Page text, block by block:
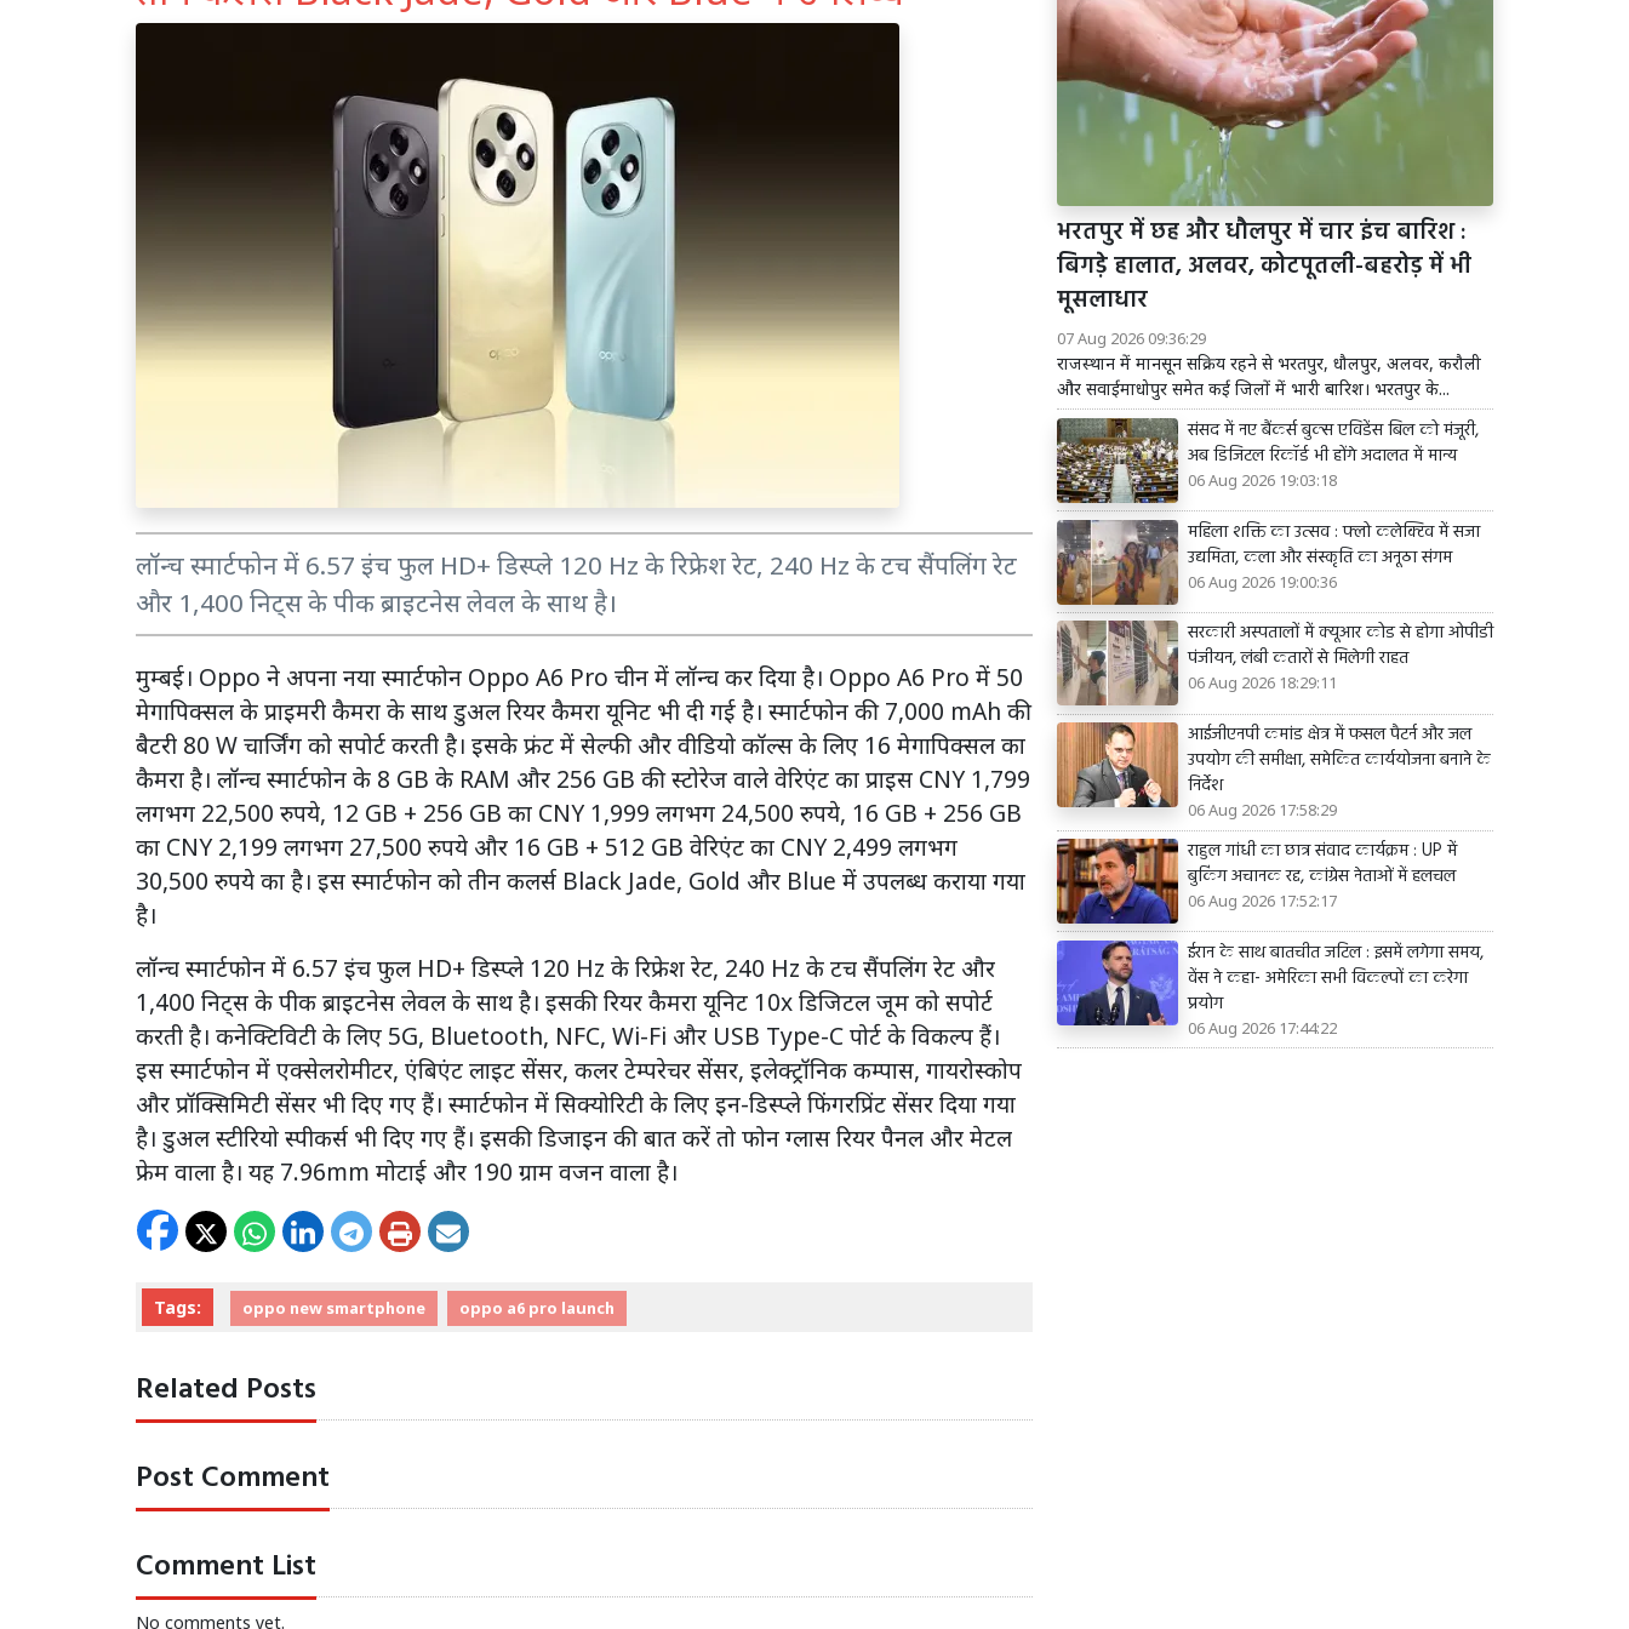
लॉन्च स्मार्टफोन में 6.57 इंच फुल HD+ डिस्प्ले 120 Hz के रिफ्रेश रेट, 240 Hz के टच सैंपलिंग रेट
और 1,400 निट्स के पीक ब्राइटनेस लेवल के साथ है।
मुम्बई। Oppo ने अपना नया स्मार्टफोन Oppo A6 Pro चीन में लॉन्च कर दिया है। Oppo A6 Pro में 50
मेगापिक्सल के प्राइमरी कैमरा के साथ डुअल रियर कैमरा यूनिट भी दी गई है। स्मार्टफोन की 7,000 mAh की
बैटरी 80 W चार्जिंग को सपोर्ट करती है। इसके फ्रंट में सेल्फी और वीडियो कॉल्स के लिए 16 मेगापिक्सल का
कैमरा है। लॉन्च स्मार्टफोन के 8 GB के RAM और 256 GB की स्टोरेज वाले वेरिएंट का प्राइस CNY 1,799
लगभग 22,500 रुपये, 12 GB + 256 GB का CNY 1,999 लगभग 24,500 रुपये, 16 GB + 256 GB
का CNY 2,199 लगभग 27,500 रुपये और 16 GB + 512 GB वेरिएंट का CNY 2,499 लगभग
30,500 रुपये का है। इस स्मार्टफोन काे तीन कलर्स Black Jade, Gold और Blue में उपलब्ध कराया गया
है।
लॉन्च स्मार्टफोन में 6.57 इंच फुल HD+ डिस्प्ले 120 Hz के रिफ्रेश रेट, 240 Hz के टच सैंपलिंग रेट और
1,400 निट्स के पीक ब्राइटनेस लेवल के साथ है। इसकी रियर कैमरा यूनिट 10x डिजिटल जूम को सपोर्ट
करती है। कनेक्टिविटी के लिए 5G, Bluetooth, NFC, Wi-Fi और USB Type-C पोर्ट के विकल्प हैं।
इस स्मार्टफोन में एक्सेलरोमीटर, एंबिएंट लाइट सेंसर, कलर टेम्परेचर सेंसर, इलेक्ट्रॉनिक कम्पास, गायरोस्कोप
और प्रॉक्सिमिटी सेंसर भी दिए गए हैं। स्मार्टफोन में सिक्योरिटी के लिए इन-डिस्प्ले फिंगरप्रिंट सेंसर दिया गया
है। डुअल स्टीरियो स्पीकर्स भी दिए गए हैं। इसकी डिजाइन की बात करें तो फोन ग्लास रियर पैनल और मेटल
फ्रेम वाला है। यह 7.96mm मोटाई और 190 ग्राम वजन वाला है।
Tags: oppo new smartphone oppo a6 pro launch
Related Posts
Post Comment
Comment List
No comments yet.
भरतपुर में छह और धौलपुर में चार इंच बारिश :
बिगड़े हालात, अलवर, कोटपूतली-बहरोड़ में भी
मूसलाधार
07 Aug 2026 09:36:29
राजस्थान में मानसून सक्रिय रहने से भरतपुर, धौलपुर, अलवर, करौली
और सवाईमाधोपुर समेत कई जिलों में भारी बारिश। भरतपुर के...
संसद में नए बैंकर्स बुक्स एविडेंस बिल को मंजूरी,
अब डिजिटल रिकॉर्ड भी होंगे अदालत में मान्य
06 Aug 2026 19:03:18
महिला शक्ति का उत्सव : फ्लो कलेक्टिव में सजा
उद्यमिता, कला और संस्कृति का अनूठा संगम
06 Aug 2026 19:00:36
सरकारी अस्पतालों में क्यूआर कोड से होगा ओपीडी
पंजीयन, लंबी कतारों से मिलेगी राहत
06 Aug 2026 18:29:11
आईजीएनपी कमांड क्षेत्र में फसल पैटर्न और जल
उपयोग की समीक्षा, समेकित कार्ययोजना बनाने के
निर्देश
06 Aug 2026 17:58:29
राहुल गांधी का छात्र संवाद कार्यक्रम : UP में
बुकिंग अचानक रद्द, कांग्रेस नेताओं में हलचल
06 Aug 2026 17:52:17
ईरान के साथ बातचीत जटिल : इसमें लगेगा समय,
वेंस ने कहा- अमेरिका सभी विकल्पों का करेगा
प्रयोग
06 Aug 2026 17:44:22